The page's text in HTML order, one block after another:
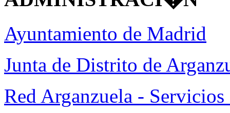
Ayuntamiento de Madrid
Junta de Distrito de
Red Arganzuela - Servicios